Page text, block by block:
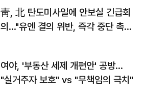
靑, 北 탄도미사일에 안보실 긴급회
의…"유엔 결의 위반, 즉각 중단 촉
여야, '부동산 세제 개편안' 공방…
"실거주자 보호" vs "무책임의 극치"